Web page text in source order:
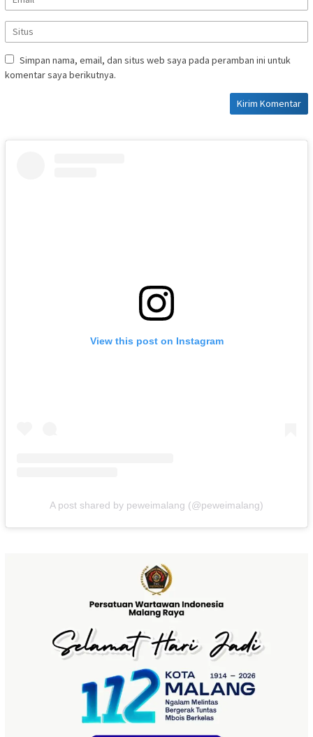
Simpan nama, email, dan situs web saya pada peramban ini untuk
komentar saya berikutnya.
View this post on Instagram
A post shared by peweimalang (@peweimalang)